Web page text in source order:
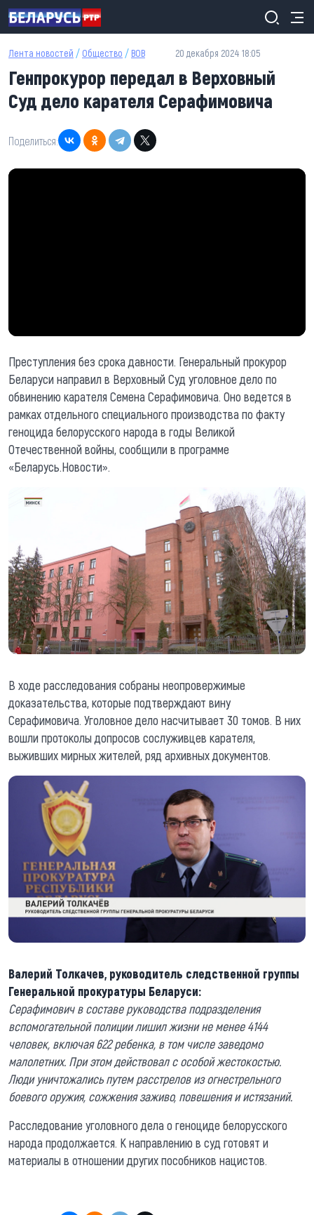
Перейти к основному содержанию
Лента новостей / Общество / ВОВ 20 декабря 2024 18:05
Генпрокурор передал в Верховный
Суд дело карателя Серафимовича
Поделиться:
Преступления без срока давности. Генеральный прокурор
Беларуси направил в Верховный Суд уголовное дело по
обвинению карателя Семена Серафимовича. Оно ведется в
рамках отдельного специального производства по факту
геноцида белорусского народа в годы Великой
Отечественной войны, сообщили в программе
«Беларусь.Новости».
В ходе расследования собраны неопровержимые
доказательства, которые подтверждают вину
Серафимовича. Уголовное дело насчитывает 30 томов. В них
вошли протоколы допросов сослуживцев карателя,
выживших мирных жителей, ряд архивных документов.
Валерий Толкачев, руководитель следственной группы
Генеральной прокуратуры Беларуси:
Серафимович в составе руководства подразделения
вспомогательной полиции лишил жизни не менее 4144
человек, включая 622 ребенка, в том числе заведомо
малолетних. При этом действовал с особой жестокостью.
Люди уничтожались путем расстрелов из огнестрельного
боевого оружия, сожжения заживо, повешения и истязаний.
Расследование уголовного дела о геноциде белорусского
народа продолжается. К направлению в суд готовят и
материалы в отношении других пособников нацистов.